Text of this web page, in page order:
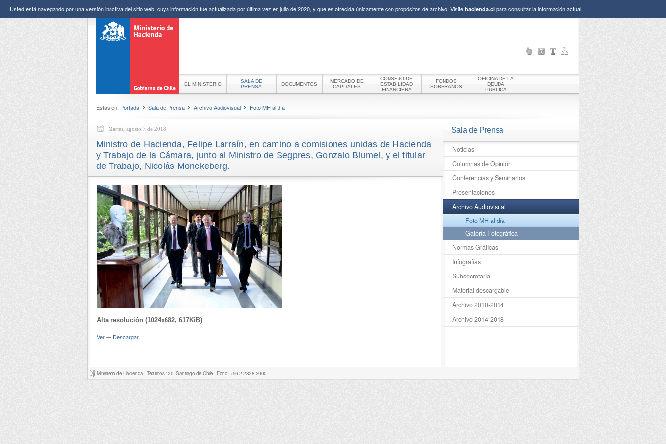
Usted está navegando por una versión inactiva del sitio web, cuya información fue actualizada por última vez en julio de 2020, y que es ofrecida únicamente con propósitos de archivo. Visite hacienda.cl para consultar la información actual.
EL MINISTERIO
SALA DE
PRENSA
DOCUMENTOS
MERCADO DE
CAPITALES
CONSEJO DE
ESTABILIDAD
FINANCIERA
FONDOS
SOBERANOS
OFICINA DE LA
DEUDA
PÚBLICA
Estás en: Portada Sala de Prensa Archivo Audiovisual Foto MH al día
Sala de Prensa
Noticias
Columnas de Opinión
Conferencias y Seminarios
Presentaciones
Archivo Audiovisual
Foto MH al día
Galería Fotográfica
Normas Gráficas
Infografías
Subsecretaría
Material descargable
Archivo 2010-2014
Archivo 2014-2018
Martes, agosto 7 de 2018
Ministro de Hacienda, Felipe Larraín, en camino a comisiones unidas de Hacienda
y Trabajo de la Cámara, junto al Ministro de Segpres, Gonzalo Blumel, y el titular
de Trabajo, Nicolás Monckeberg.
Alta resolución (1024x682, 617KiB)
Ver— Descargar
Ministerio de Hacienda - Teatinos 120, Santiago de Chile - Fono: +56 2 2828 2000